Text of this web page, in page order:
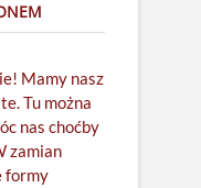
u
u
t
t
Mamy nasz
Tu można
nas choćby
zamian
formy